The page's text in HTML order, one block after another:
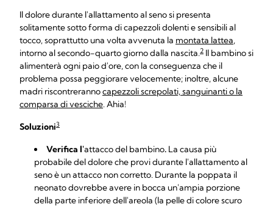
Il dolore durante l'allattamento al seno si presenta
solitamente sotto forma di capezzoli dolenti e sensibili al
tocco, soprattutto una volta avvenuta la montata lattea,
intorno al secondo-quarto giorno dalla nascita.2 Il bambino si
alimenterà ogni paio d'ore, con la conseguenza che il
problema possa peggiorare velocemente; inoltre, alcune
madri riscontrerannocapezzoli screpolati, sanguinanti o la
comparsa di vesciche. Ahia!
Soluzioni3
Verifica l'attacco del bambino. La causa più
probabile del dolore che provi durante l'allattamento al
seno è un attacco non corretto. Durante la poppata il
neonato dovrebbe avere in bocca un'ampia porzione
della parte inferiore dell'areola (la pelle di colore scuro